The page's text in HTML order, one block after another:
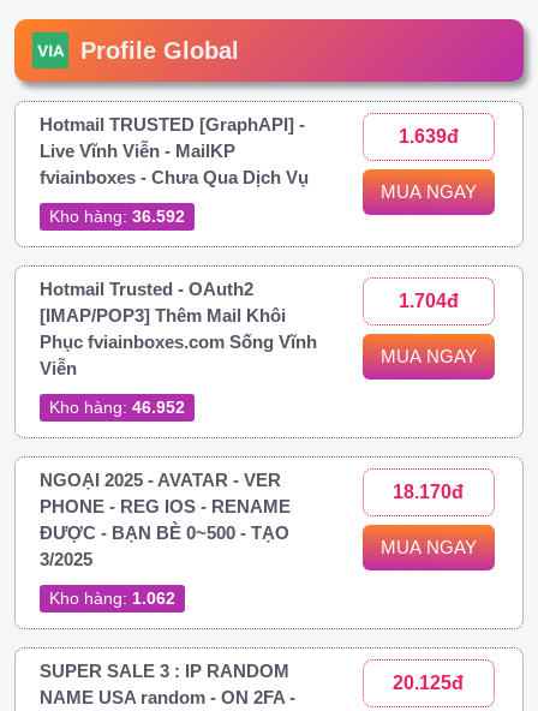
Profile Global
Hotmail TRUSTED [GraphAPI] -
Live Vĩnh Viễn - MailKP
fviainboxes - Chưa Qua Dịch Vụ
Kho hàng: 36.592
1.639đ
MUA NGAY
Hotmail Trusted - OAuth2
[IMAP/POP3] Thêm Mail Khôi
Phục fviainboxes.com Sống Vĩnh
Viễn
Kho hàng: 46.952
1.704đ
MUA NGAY
NGOẠI 2025 - AVATAR - VER
PHONE - REG IOS - RENAME
ĐƯỢC - BẠN BÈ 0~500 - TẠO
3/2025
Kho hàng: 1.062
18.170đ
MUA NGAY
SUPER SALE 3 : IP RANDOM
NAME USA random - ON 2FA -
20.125đ